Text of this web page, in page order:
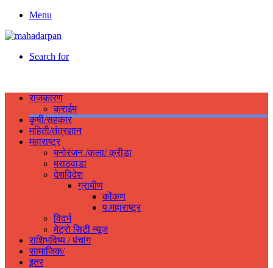
Menu
Search for
राजकारण
क्राईम
कृषी/सहकार
महिती/तंत्रज्ञान
महाराष्ट्र
मनोरंजन /कला/ क्रीडा
मराठवाडा
देशविदेश
ग्रामीण
कोंकण
प.महाराष्ट्र
विदर्भ
मेट्रो सिटी न्यूज
राशिभविष्य / पंचांग
सामाजिक/
इतर